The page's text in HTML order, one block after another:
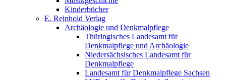
Kinderbücher
E. Reinhold Verlag
Archäologie und Denkmalpflege
Thüringisches Landesamt für
Denkmalpflege und Archäologie
Niedersächsisches Landesamt für
Denkmalpflege
Landesamt für Denkmalpflege Sachsen